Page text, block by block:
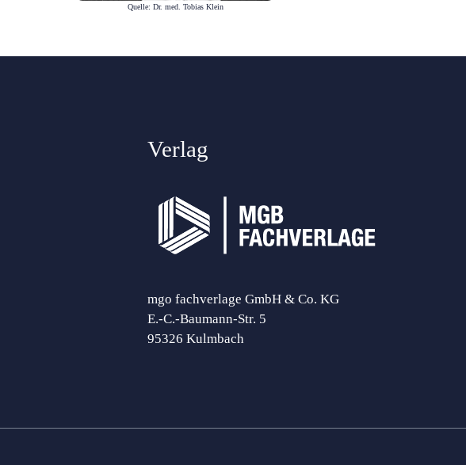
Quelle: Dr. med. Tobias Klein
Verlag
mgo fachverlage GmbH & Co. KG
E.-C.-Baumann-Str. 5
95326 Kulmbach